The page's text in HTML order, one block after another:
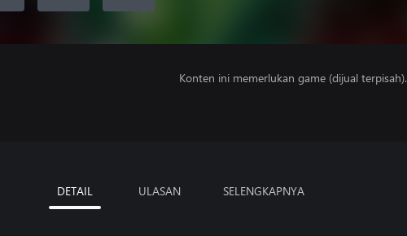
Konten ini memerlukan game (dijual terpisah).
DETAIL ULASAN SELENGKAPNYA